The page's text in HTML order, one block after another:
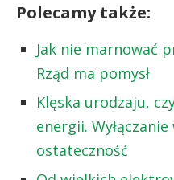
Polecamy także:
Jak nie marnować
Rząd ma pomysł
Klęska urodzaju,
energii.
ostateczność